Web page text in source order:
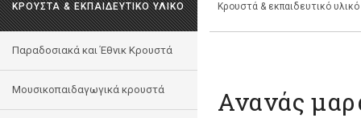
ΚΡΟΥΣΤΑ & ΕΚΠΑΙΔΕΥΤΙΚΟ ΥΛΙΚΟ
Παραδοσιακά και Έθνικ Κρουστά
Μουσικοπαιδαγωγικά κρουστά
Κρουστά & εκπαιδευτικό υλικό
Ανανάς